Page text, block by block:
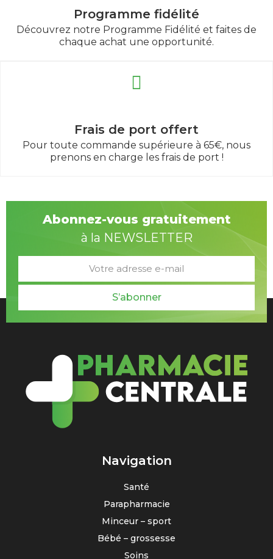
Programme fidélité
Découvrez notre Programme Fidélité et faites de
chaque achat une opportunité.
Frais de port offert
Pour toute commande supérieure à 65€, nous
prenons en charge les frais de port !
Abonnez-vous gratuitement
à la NEWSLETTER
S’abonner
Navigation
Santé
Parapharmacie
Minceur – sport
Bébé – grossesse
Soins